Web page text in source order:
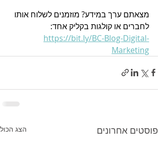
מצאתם ערך במידע? מוזמנים לשלוח אותו
לחברים או קולגות בקליק אחד:
https://bit.ly/BC-Blog-Digital-
Marketing
פוסטים אחרונים הצג הכול